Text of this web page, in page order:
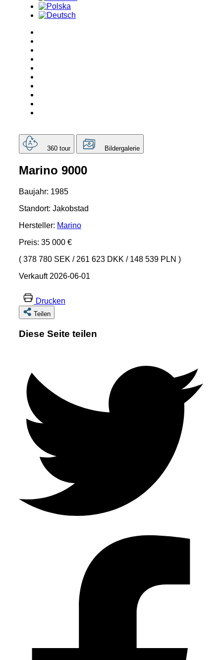
360 tour Bildergalerie
Marino 9000
Baujahr: 1985
Standort: Jakobstad
Hersteller: Marino
Preis: 35 000 €
( 378 780 SEK /261 623 DKK /148 539 PLN )
Verkauft 2026-06-01
Drucken
Teilen
Diese Seite teilen